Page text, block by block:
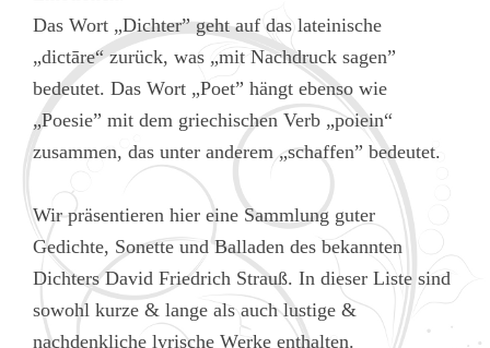
Das Wort „Dichter” geht auf das lateinische
„dictāre“ zurück, was „mit Nachdruck sagen”
bedeutet. Das Wort „Poet” hängt ebenso wie
„Poesie” mit dem griechischen Verb „poiein“
zusammen, das unter anderem „schaffen” bedeutet.
Wir präsentieren hier eine Sammlung guter
Gedichte, Sonette und Balladen des bekannten
Dichters David Friedrich Strauß. In dieser Liste sind
sowohl kurze & lange als auch lustige &
nachdenkliche lyrische Werke enthalten.